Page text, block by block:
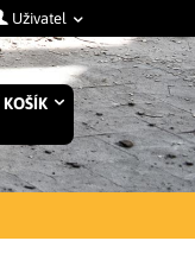
Uživatel
KOŠÍK